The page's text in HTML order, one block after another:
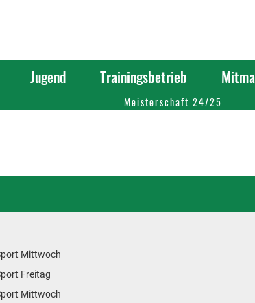
Jugend Trainingsbetrieb
Meisterschaft 24/25
Mittwoch
Freitag
Mittwoch